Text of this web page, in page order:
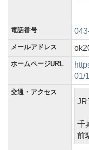
電話番号
メールアドレス
ホームページURL
01/
交通・アクセス
JR
千
前